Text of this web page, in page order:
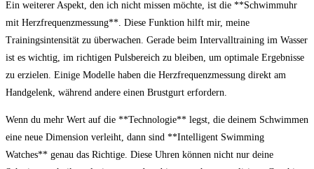
Ein weiterer Aspekt, ​den ich nicht​ missen möchte, ist die **Schwimmuhr
mit Herzfrequenzmessung**. Diese​ Funktion hilft mir, meine
Trainingsintensität zu überwachen.‍ Gerade ⁢beim Intervalltraining im Wasser
ist es wichtig, im richtigen Pulsbereich zu bleiben, um optimale Ergebnisse
zu erzielen. Einige Modelle ⁢haben die Herzfrequenzmessung direkt am
Handgelenk, während andere ⁢einen Brustgurt ⁢erfordern.
Wenn ⁢du mehr ⁤Wert auf die **Technologie** legst,⁤ die ​deinem Schwimmen
eine neue Dimension verleiht, dann sind **Intelligent Swimming
Watches**⁣ genau das Richtige. Diese Uhren können nicht nur deine‍